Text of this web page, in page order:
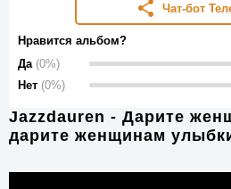
Чат-бот
Нравится альбом?
Да (0%)
Нет (0%)
Jazzdauren - Дарите
дарите женщинам